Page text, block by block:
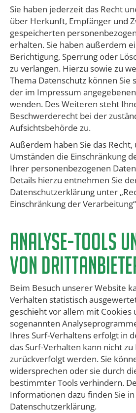
Sie haben jederzeit das Recht
über Herkunft, Empfänger und
gespeicherten
erhalten. Sie haben außerdem
Berichtigung, Sperrung oder
zu verlangen. Hierzu sowie zu
Thema Datenschutz können Sie
der im Impressum
wenden. Des Weiteren steht
Beschwerderecht bei der
Aufsichtsbehörde zu.
Außerdem haben Sie das
Umständen die Einschränkung
Ihrer personenbezogenen
Details hierzu entnehmen Sie
Datenschutzerklärung unter
Einschränkung der
Analyse-Tools
von
Beim Besuch unserer Website
Verhalten statistisch
geschieht vor allem mit Cookies
sogenannten
Ihres Surf-Verhaltens erfolgt in
das Surf-Verhalten kann nicht zu
zurückverfolgt werden. Sie
widersprechen oder sie durch
bestimmter Tools verhindern.
Informationen dazu finden Sie
Datenschutzerklärung.